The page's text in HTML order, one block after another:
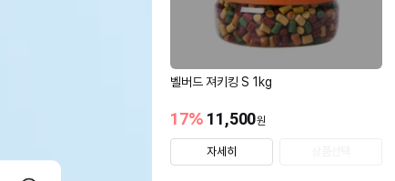
벨버드 져키킹 S 1kg
11,500원
17%
자세히